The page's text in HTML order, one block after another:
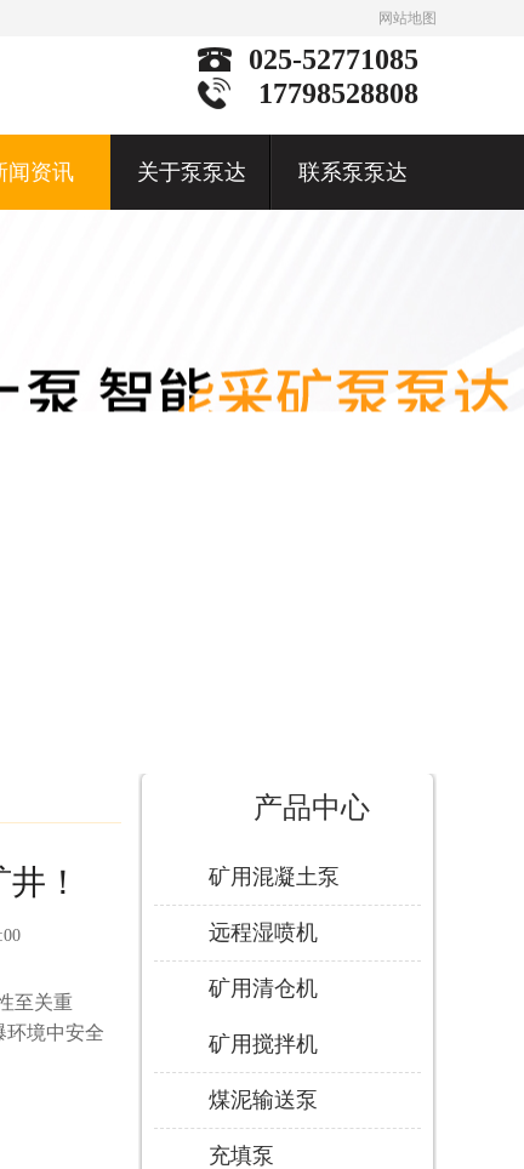
网站地图
025-52771085
17798528808
闻资讯 关于泵泵达 联系泵泵达
！
至关重
环境中安全
产品中心
矿用混凝土泵
远程湿喷机
矿用清仓机
矿用搅拌机
煤泥输送泵
充填泵